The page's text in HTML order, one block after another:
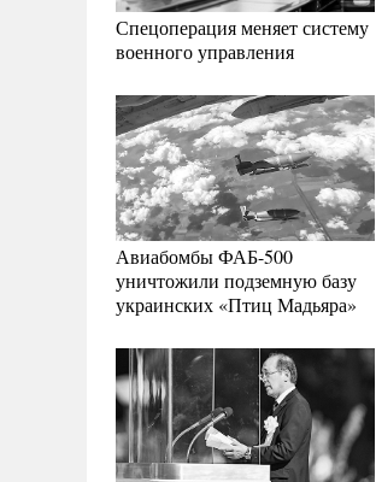
Спецоперация меняет систему
военного управления
Авиабомбы ФАБ-500
уничтожили подземную базу
украинских «Птиц Мадьяра»